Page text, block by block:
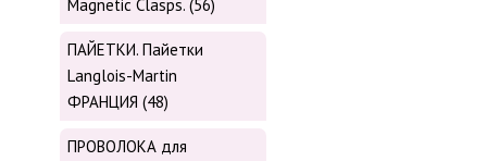
Magnetic Сlasps. (56)
ПАЙЕТКИ. Пайетки
Langlois-Martin
ФРАНЦИЯ (48)
ПРОВОЛОКА для